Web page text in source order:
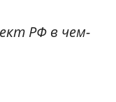
РФ в чем-